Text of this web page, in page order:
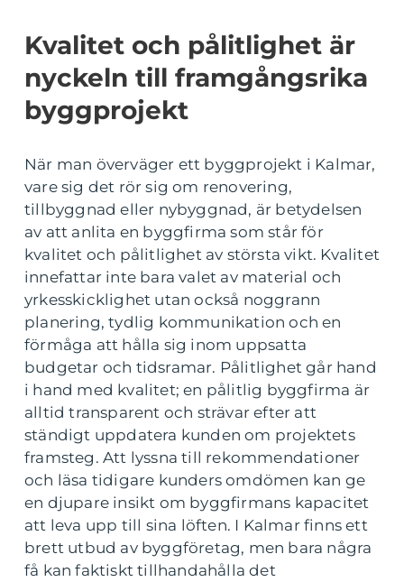
Kvalitet och pålitlighet är
nyckeln till framgångsrika
byggprojekt
När man överväger ett byggprojekt i Kalmar,
vare sig det rör sig om renovering,
tillbyggnad eller nybyggnad, är betydelsen
av att anlita en byggfirma som står för
kvalitet och pålitlighet av största vikt. Kvalitet
innefattar inte bara valet av material och
yrkesskicklighet utan också noggrann
planering, tydlig kommunikation och en
förmåga att hålla sig inom uppsatta
budgetar och tidsramar. Pålitlighet går hand
i hand med kvalitet; en pålitlig byggfirma är
alltid transparent och strävar efter att
ständigt uppdatera kunden om projektets
framsteg. Att lyssna till rekommendationer
och läsa tidigare kunders omdömen kan ge
en djupare insikt om byggfirmans kapacitet
att leva upp till sina löften. I Kalmar finns ett
brett utbud av byggföretag, men bara några
få kan faktiskt tillhandahålla det